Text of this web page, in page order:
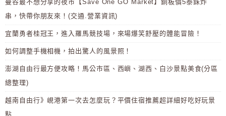
曼谷最不想分享的夜市【Save One GO Market】銅板價5泰銖炸
串，快帶你朋友來！(交通.營業資訊)
宜蘭勇者桂冠王，進入羅馬競技場，來場爆笑舒壓的體能冒險！
如何調整手機相機，拍出驚人的風景照！
澎湖自由行最方便攻略！馬公市區、西嶼、湖西、白沙景點美食(分區
總整理)
越南自由行》峴港第一次去怎麼玩？平價住宿推薦超詳細好吃好玩景
點